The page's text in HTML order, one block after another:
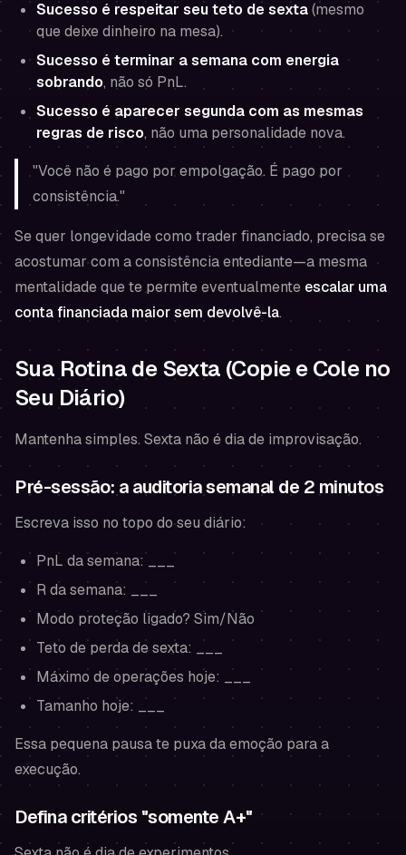
Sucesso é respeitar seu teto de sexta(mesmo
que deixe dinheiro na mesa).
Sucesso é terminar a semana com energia
sobrando, não só PnL.
Sucesso é aparecer segunda com as mesmas
regras de risco, não uma personalidade nova.
"Você não é pago por empolgação. É pago por
consistência."
Se quer longevidade como trader financiado, precisa se
acostumar com a consistência entediante—a mesma
mentalidade que te permite eventualmente escalar uma
conta financiada maior sem devolvê-la.
Sua Rotina de Sexta (Copie e Cole no
Seu Diário)
Mantenha simples. Sexta não é dia de improvisação.
Pré-sessão: a auditoria semanal de 2 minutos
Escreva isso no topo do seu diário:
PnL da semana: ___
R da semana: ___
Modo proteção ligado? Sim/Não
Teto de perda de sexta: ___
Máximo de operações hoje: ___
Tamanho hoje: ___
Essa pequena pausa te puxa da emoção para a
execução.
Defina critérios "somente A+"